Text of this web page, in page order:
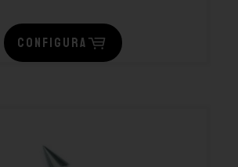
CONFIGURA